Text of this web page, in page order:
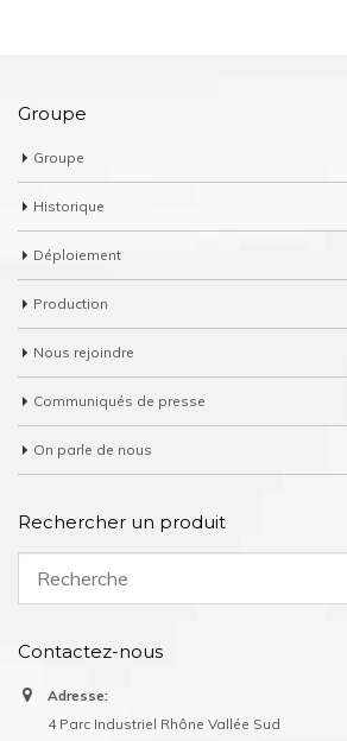
Groupe
Groupe
Historique
Déploiement
Production
Nous rejoindre
Communiqués de presse
On parle de nous
Rechercher un produit
Contactez-nous
Adresse:
4 Parc Industriel Rhône Vallée Sud